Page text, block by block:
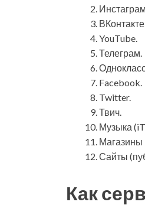
Инстаграм.
ВКонтакте.
YouTube.
Телеграм.
Facebook.
Twitter.
Твич.
Музыка
Магазины
Сайты
Как